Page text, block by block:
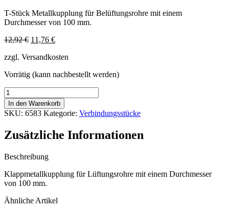
T-Stück Metallkupplung für Belüftungsrohre mit einem
Durchmesser von 100 mm.
12,92€ Ursprünglicher
war:
11,76 €Aktueller
ist:
zzgl. Versandkosten
Vorrätig (kann nachbestellt werden)
T-
Stück
100-
100-
mm
In den Warenkorb
SKU: 6583 Kategorie: Verbindungsstücke
Zusätzliche Informationen
Beschreibung
Klappmetallkupplung für Lüftungsrohre mit einem Durchmesser
von 100 mm.
Ähnliche Artikel